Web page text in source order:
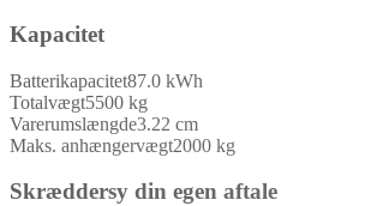
Kapacitet
Batterikapacitet87.0 kWh
Totalvægt5500 kg
Varerumslængde3.22 cm
Maks. anhængervægt2000 kg
Skræddersy din egen aftale